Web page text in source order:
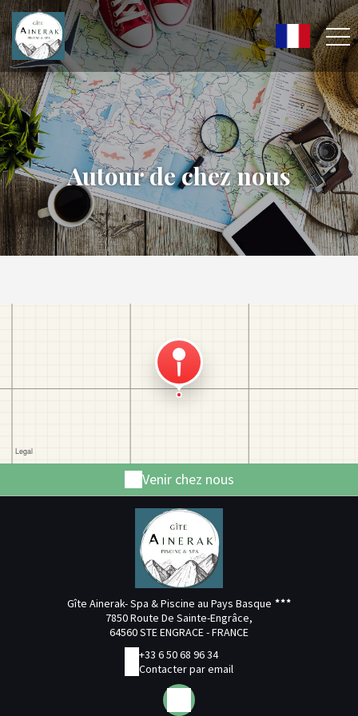
Autour de chez nous
Venir chez nous
Gîte Ainerak- Spa & Piscine au Pays Basque
7850 Route De Sainte-Engrâce,
64560 STE ENGRACE - FRANCE
+33 6 50 68 96 34
Contacter par email